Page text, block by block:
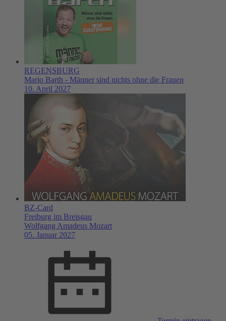
REGENSBURG
Mario Barth - Männer sind nichts ohne die Frauen
10. April 2027
BZ-Card
Freiburg im Breisgau
Wolfgang Amadeus Mozart
05. Januar 2027